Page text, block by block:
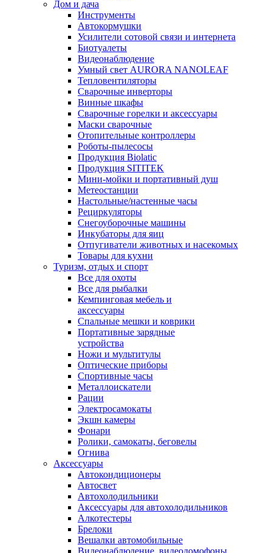
Дом и дача
Инструменты
Автокормушки
Усилители сотовой связи и интернета
Биотуалеты
Видеонаблюдение
Умный свет AURORA NANOLEAF
Тепловентиляторы
Сварочные инверторы
Винные шкафы
Сварочные горелки и аксессуары
Маски сварочные
Отопительные контроллеры
Роботы-пылесосы
Продукция Biolatic
Продукция SITITEK
Мини-мойки и портативный душ
Метеостанции
Настольные/настенные часы
Рециркуляторы
Снегоуборочные машины
Инкубаторы для яиц
Отпугиватели животных и насекомых
Товары для кухни
Туризм, отдых и спорт
Все для охоты
Все для рыбалки
Кемпинговая мебель и
аксессуары
Спальные мешки и коврики
Портативные зарядные
устройства
Ножи и мультитулы
Оптические приборы
Спортивные часы
Металлоискатели
Рации
Электросамокаты
Экшн камеры
Фонари
Ролики, самокаты, беговелы
Огнива
Аксессуары
Автокондиционеры
Aвтосвет
Автохолодильники
Аксессуары для автохолодильников
Алкотестеры
Брелоки
Вешалки автомобильные
Видеонаблюдение, видеодомофоны